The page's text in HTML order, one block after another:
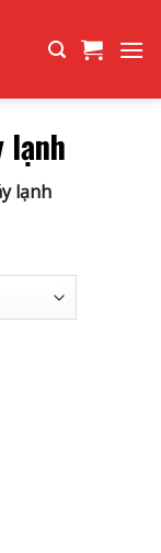
lạnh
lạnh